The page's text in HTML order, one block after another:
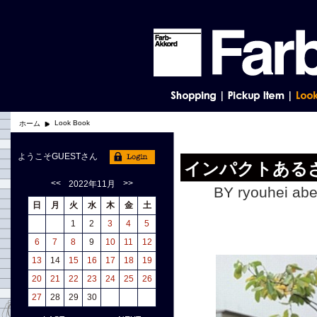
ホーム Look Book
インパクトある
BY ryouhei
ようこそGUESTさん
<< 2022年11月 >>
日 月 火 水 木 金
土
1
2 3 4
5
6
7 8 9 10 11
12
13
14 15 16 17 18
19
20
21 22 23 24 25
26
27
28 29 30